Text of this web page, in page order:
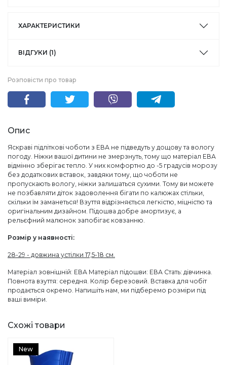
ХАРАКТЕРИСТИКИ
ВІДГУКИ (1)
Розповісти про товар
Опис
Яскраві підліткові чоботи з ЕВА не підведуть у дощову та вологу
погоду. Ніжки вашої дитини не змерзнуть, тому що матеріал ЕВА
відмінно зберігає тепло. У них комфортно до -5 градусів морозу
без додаткових вставок, завдяки тому, що чоботи не
пропускають вологу, ніжки залишаться сухими. Тому ви можете
не позбавляти діток задоволення бігати по калюжах стільки,
скільки їм заманеться! Взуття відрізняється легкістю, міцністю та
оригінальним дизайном. Підошва добре амортизує, а
рельєфний малюнок запобігає ковзанню.
Розмір у наявності:
28-29 - довжина устілки 17,5-18 см.
Матеріал зовнішній: ЕВА Матеріал підошви: ЕВА Стать: дівчинка.
Повнота взуття: середня. Колір березовий. Вставка для чобіт
продається окремо. Напишіть нам, ми підберемо розміри під
ваші виміри.
Схожі товари
New